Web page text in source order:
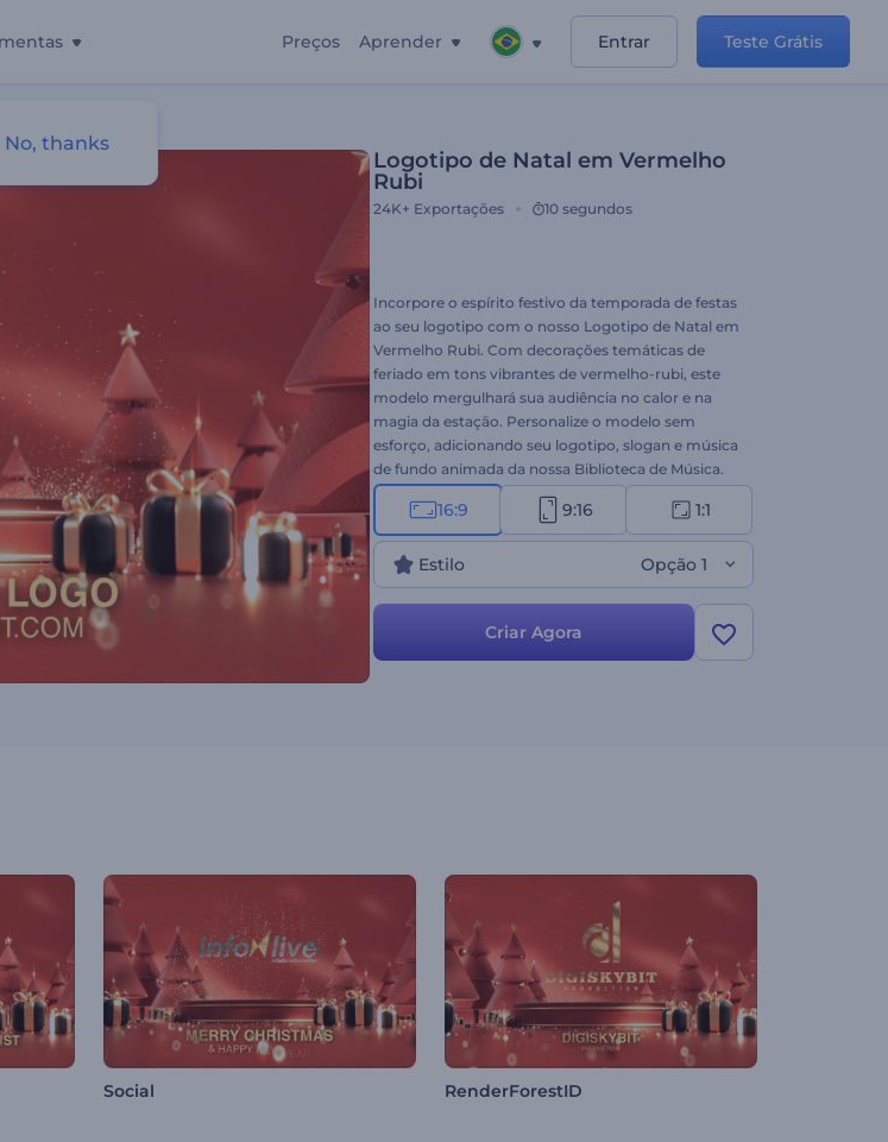
Preços Aprender Entrar Teste Grátis
Logotipo de Natal em Vermelho
Rubi
24K+ Exportações 10 segundos
Incorpore o espírito festivo da temporada de festas
ao seu logotipo com o nosso Logotipo de Natal em
Vermelho Rubi. Com decorações temáticas de
feriado em tons vibrantes de vermelho-rubi, este
modelo mergulhará sua audiência no calor e na
magia da estação. Personalize o modelo sem
esforço, adicionando seu logotipo, slogan e música
de fundo animada da nossa Biblioteca de Música.
Perfeito para campanhas de marketing de fim de
ano, promoções sazonais, vídeos de cumprimentos
e muito mais. Crie agora e deixe a magia das festas
começar!
16:9 9:16 1:1
Estilo Opção 1
Criar Agora
Social RenderForestID
No, thanks